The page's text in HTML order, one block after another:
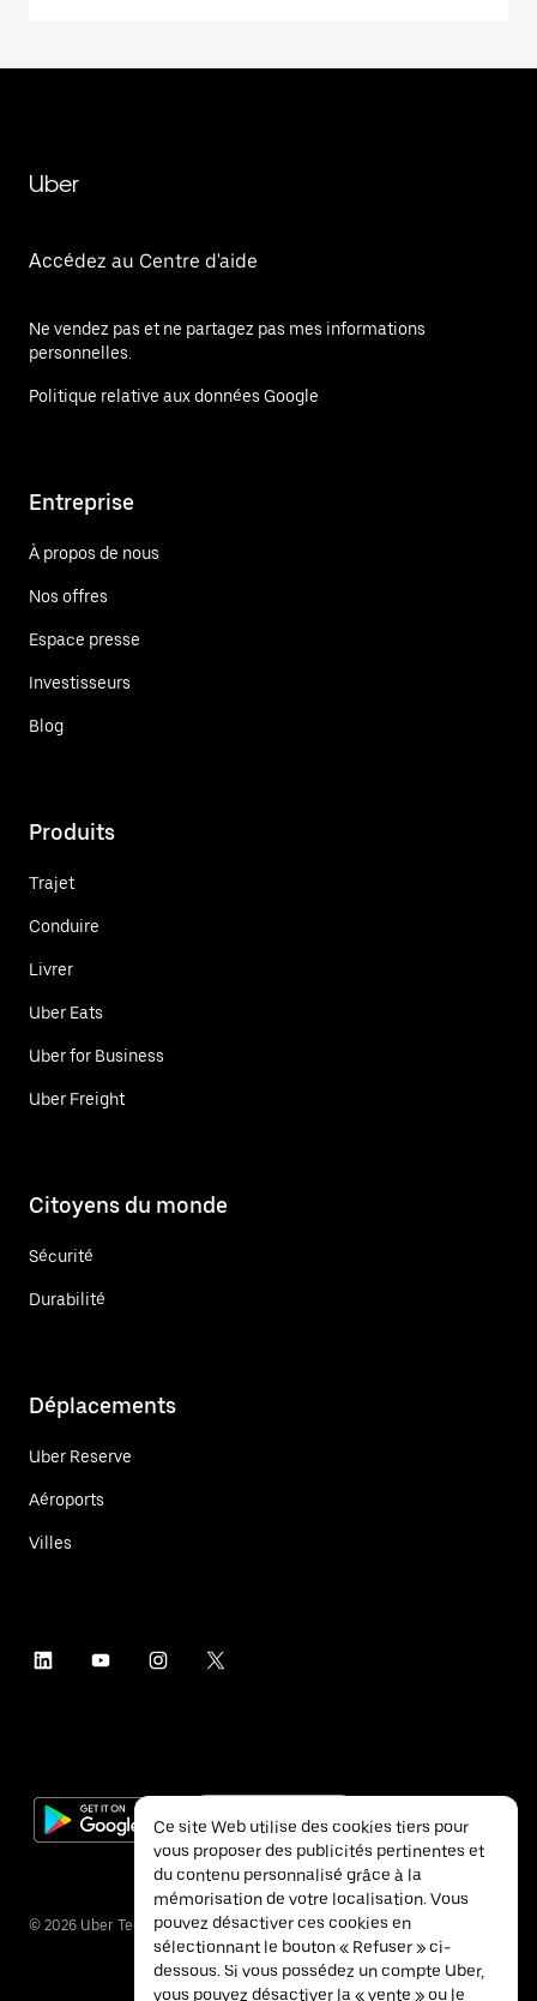
Uber
Accédez au Centre d'aide
Ne vendez pas et ne partagez pas mes informations
personnelles.
Politique relative aux données Google
Entreprise
À propos de nous
Nos offres
Espace presse
Investisseurs
Blog
Produits
Trajet
Conduire
Livrer
Uber Eats
Uber for Business
Uber Freight
Citoyens du monde
Sécurité
Durabilité
Déplacements
Uber Reserve
Aéroports
Villes
© 2026 Uber Technologies Inc.
Ce site Web utilise des cookies tiers pour
vous proposer des publicités pertinentes et
du contenu personnalisé grâce à la
mémorisation de votre localisation. Vous
pouvez désactiver ces cookies en
sélectionnant le bouton « Refuser » ci-
dessous. Si vous possédez un compte Uber,
vous pouvez désactiver la « vente » ou le